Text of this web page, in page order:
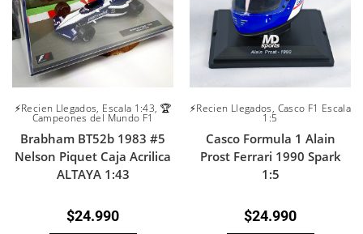
⚡Recien Llegados, Escala 1:43, 🏆
Campeones del Mundo F1
Brabham BT52b 1983 #5
Nelson Piquet Caja Acrilica
ALTAYA 1:43
$24.990
⚡Recien Llegados, Casco F1 Escala
1:5
Casco Formula 1 Alain
Prost Ferrari 1990 Spark
1:5
$24.990